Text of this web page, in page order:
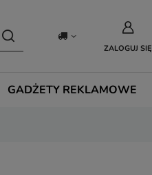
ZALOGUJ SIĘ
GADŻETY REKLAMOWE